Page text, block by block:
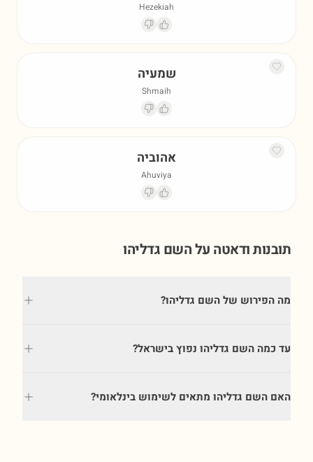
Hezekiah
שמעיה
Shmaih
אהוביה
Ahuviya
תובנות ודאטה על השם גדליהו
מה הפירוש של השם גדליהו?
עד כמה השם גדליהו נפוץ בישראל?
האם השם גדליהו מתאים לשימוש בינלאומי?